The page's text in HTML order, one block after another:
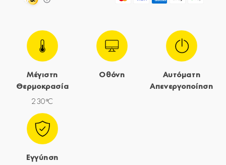
Μέγιστη
Θερμοκρασία
230ºC
Οθόνη
Αυτόματη
Απενεργοποίηση
Εγγύηση